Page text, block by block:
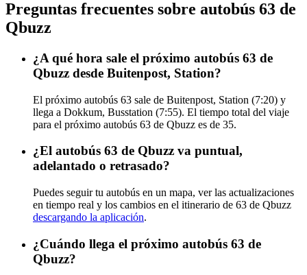
Preguntas frecuentes sobre autobús 63 de
Qbuzz
¿A qué hora sale el próximo autobús 63 de
Qbuzz desde Buitenpost, Station?
El próximo autobús 63 sale de Buitenpost, Station (7:20) y
llega a Dokkum, Busstation (7:55). El tiempo total del viaje
para el próximo autobús 63 de Qbuzz es de 35.
¿El autobús 63 de Qbuzz va puntual,
adelantado o retrasado?
Puedes seguir tu autobús en un mapa, ver las actualizaciones
en tiempo real y los cambios en el itinerario de 63 de Qbuzz
descargando la aplicación.
¿Cuándo llega el próximo autobús 63 de
Qbuzz?